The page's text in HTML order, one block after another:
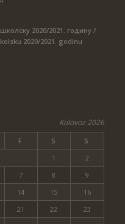
2020/2021. годину /
2020/2021. godinu
Kolovoz 2026
F S S
1
2
7 8
9
14 15
16
21 22
23